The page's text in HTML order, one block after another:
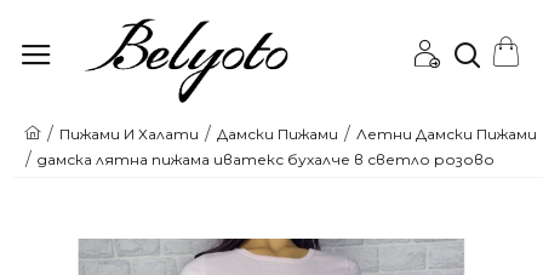
Онлайн
магазин
Пижами И Халати Дамски Пижами
Летни Дамски Пижами
дамска лятна пижама иватекс бухалче в светло розово